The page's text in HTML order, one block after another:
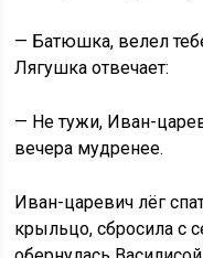
— Батюшка, велел
Лягушка отвечает:
— Не тужи, Иван-
вечера мудренее.
Иван-царевич лёг
крыльцо, сбросила с